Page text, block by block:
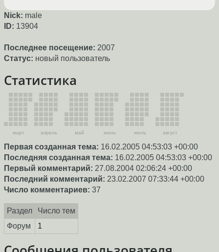
Nick: male
ID: 13904
Последнее посещение: 2007
Статус: новый пользователь
Статистика
март апрель май июнь июль август
Первая созданная тема: 16.02.2005 04:53:03 +00:00
Последняя созданная тема: 16.02.2005 04:53:03 +00:00
Первый комментарий: 27.08.2004 02:06:24 +00:00
Последний комментарий: 23.02.2007 07:33:44 +00:00
Число комментариев: 37
Раздел
Число тем
Форум
1